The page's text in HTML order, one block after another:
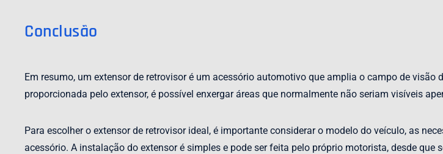
Conclusão
Em resumo, um extensor de retrovisor é um acessório automotivo que amplia o campo de
proporcionada pelo extensor, é possível enxergar áreas que normalmente não seriam visíveis
Para escolher o extensor de retrovisor ideal, é importante considerar o modelo do veículo, as
acessório. A instalação do extensor é simples e pode ser feita pelo próprio motorista, desde que